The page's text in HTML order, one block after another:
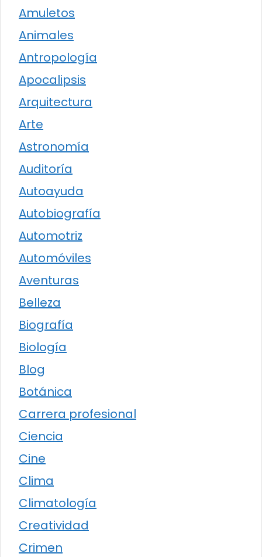
Amuletos
Animales
Antropología
Apocalipsis
Arquitectura
Arte
Astronomía
Auditoría
Autoayuda
Autobiografía
Automotriz
Automóviles
Aventuras
Belleza
Biografía
Biología
Blog
Botánica
Carrera profesional
Ciencia
Cine
Clima
Climatología
Creatividad
Crimen